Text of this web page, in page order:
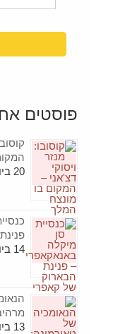
פוסטים
20 ביולי 2026
14 ביולי 2026
13 ביולי 2026